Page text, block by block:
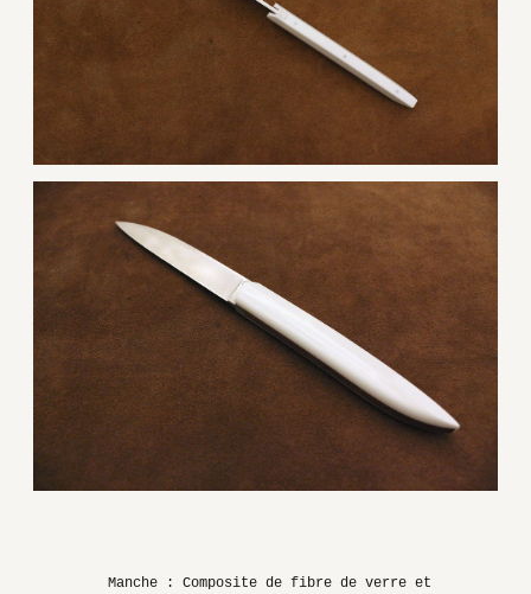
Manche : Composite de fibre de verre et